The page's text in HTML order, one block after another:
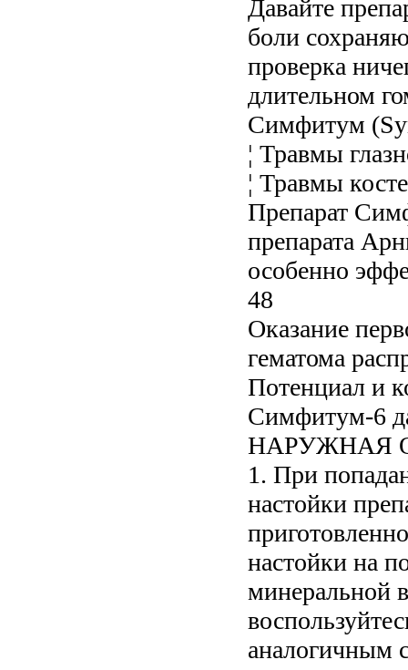
Давайте
боли
проверка
длительном
Симфитум
¦ Травмы
¦ Травмы
Препарат
препарата
особенно
48
Оказание
гематома
Потенциал и
Симфитум-6
НАРУЖНАЯ
1. При
настойки
настойки на
минеральной
аналогичным